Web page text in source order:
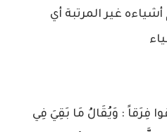
أشياءه غير المرتبة أي
فِرَقاً : وَيُقَالُ مَا بَقِيَ فِي